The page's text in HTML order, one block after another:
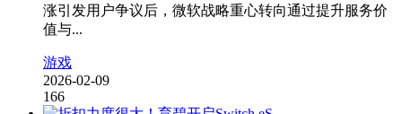
涨引发用户争议后，微软战略重心转向通过提升服务价
值与...
游戏
2026-02-09
166